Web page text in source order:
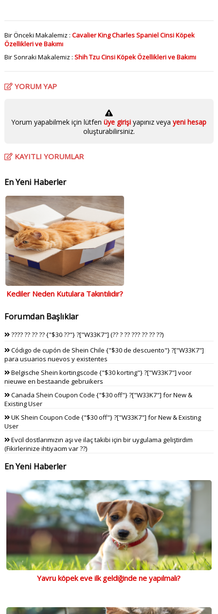
Bir Önceki Makalemiz : Cavalier King Charles Spaniel Cinsi Köpek
Özellikleri ve Bakımı
Bir Sonraki Makalemiz : Shih Tzu Cinsi Köpek Özellikleri ve Bakımı
YORUM YAP
Yorum yapabilmek için lütfenüye girişiyapınız veya yeni hesap
oluşturabilirsiniz.
KAYITLI YORUMLAR
En Yeni Haberler
Kediler Neden Kutulara Takıntılıdır?
Forumdan Başlıklar
???? ?? ?? ?? {"$30 ??"} ?["W33K7"] (?? ? ?? ??? ?? ?? ??)
Código de cupón de Shein Chile {"$30 de descuento"} ?["W33K7"]
para usuarios nuevos y existentes
Belgische Shein kortingscode {"$30 korting"} ?["W33K7"] voor
nieuwe en bestaande gebruikers
Canada Shein Coupon Code {"$30 off"} ?["W33K7"] for New &
Existing User
UK Shein Coupon Code {"$30 off"} ?["W33K7"] for New & Existing
User
Evcil dostlarımızın aşı ve ilaç takibi için bir uygulama geliştirdim
(Fikirlerinize ihtiyacım var ??)
En Yeni Haberler
Yavru köpek eve ilk geldiğinde ne yapılmalı?